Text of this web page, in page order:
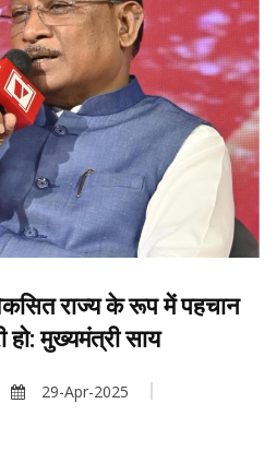
राज्य के रूप में पहचान
हो: मुख्यमंत्री साय
29-Apr-2025